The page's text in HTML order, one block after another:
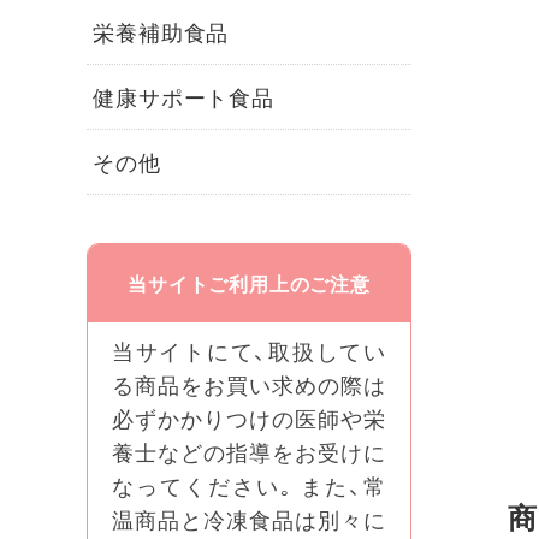
栄養補助食品
健康サポート食品
その他
当サイトご利用上のご注意
当サイトにて、取扱してい
る商品をお買い求めの際は
必ずかかりつけの医師や栄
養士などの指導をお受けに
なってください｡ また、常
温商品と冷凍食品は別々に